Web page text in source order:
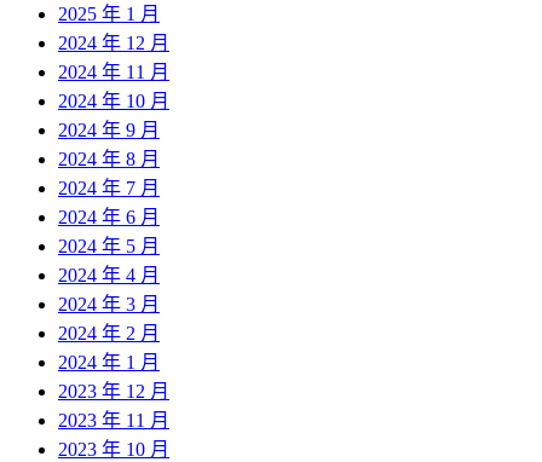
2025 年 1 月
2024 年 12 月
2024 年 11 月
2024 年 10 月
2024 年 9 月
2024 年 8 月
2024 年 7 月
2024 年 6 月
2024 年 5 月
2024 年 4 月
2024 年 3 月
2024 年 2 月
2024 年 1 月
2023 年 12 月
2023 年 11 月
2023 年 10 月